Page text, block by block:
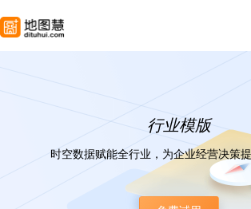
行业模版
时空数据赋能全行业，为企业经营决策